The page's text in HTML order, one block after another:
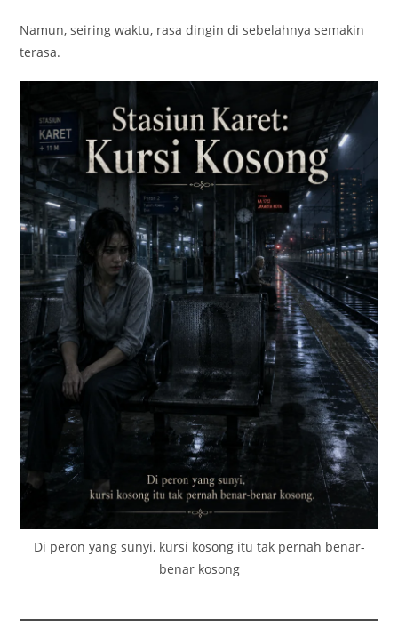
Namun, seiring waktu, rasa dingin di sebelahnya semakin
terasa.
Di peron yang sunyi, kursi kosong itu tak pernah benar-
benar kosong